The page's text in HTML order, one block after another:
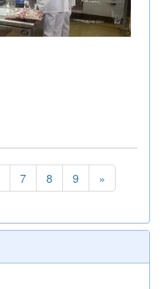
7 8 9 »